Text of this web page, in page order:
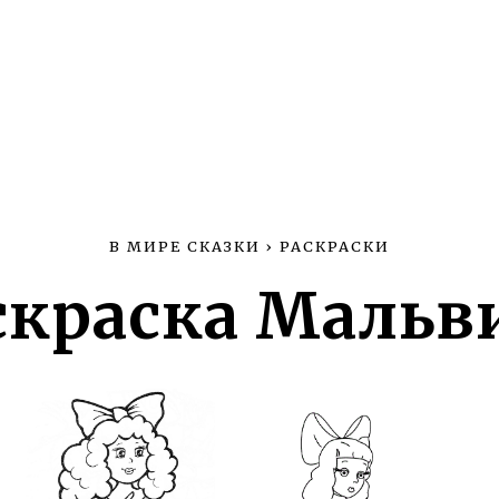
В МИРЕ СКАЗКИ › РАСКРАСКИ